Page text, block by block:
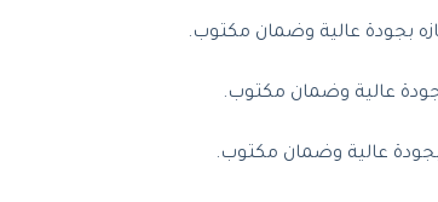
بجودة عالية وضمان مكتوب.
عالية وضمان مكتوب.
عالية وضمان مكتوب.